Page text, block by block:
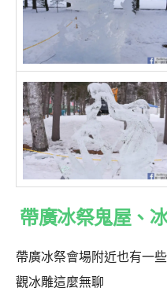
帶廣冰祭鬼屋、
帶廣冰祭會場附近也有一
觀冰雕這麼無聊